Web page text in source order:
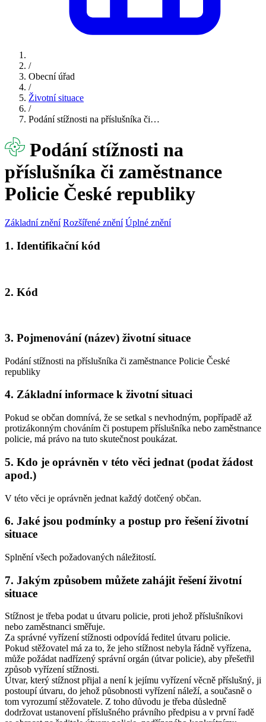
/
Obecní úřad
/
Životní situace
/
Podání stížnosti na příslušníka či…
Podání stížnosti na
příslušníka či zaměstnance
Policie České republiky
Základní znění Rozšířené znění Úplné znění
1. Identifikační kód
2. Kód
3. Pojmenování (název) životní situace
Podání stížnosti na příslušníka či zaměstnance Policie České
republiky
4. Základní informace k životní situaci
Pokud se občan domnívá, že se setkal s nevhodným, popřípadě až
protizákonným chováním či postupem příslušníka nebo zaměstnance
policie, má právo na tuto skutečnost poukázat.
5. Kdo je oprávněn v této věci jednat (podat žádost
apod.)
V této věci je oprávněn jednat každý dotčený občan.
6. Jaké jsou podmínky a postup pro řešení životní
situace
Splnění všech požadovaných náležitostí.
7. Jakým způsobem můžete zahájit řešení životní
situace
Stížnost je třeba podat u útvaru policie, proti jehož příslušníkovi
nebo zaměstnanci směřuje.
Za správné vyřízení stížnosti odpovídá ředitel útvaru policie.
Pokud stěžovatel má za to, že jeho stížnost nebyla řádně vyřízena,
může požádat nadřízený správní orgán (útvar policie), aby přešetřil
způsob vyřízení stížnosti.
Útvar, který stížnost přijal a není k jejímu vyřízení věcně příslušný, ji
postoupí útvaru, do jehož působnosti vyřízení náleží, a současně o
tom vyrozumí stěžovatele. Z toho důvodu je třeba důsledně
dodržovat ustanovení příslušného právního předpisu a v první řadě